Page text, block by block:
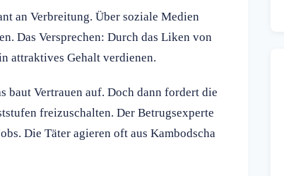
an Verbreitung. Über soziale Medien
Das Versprechen: Durch das Liken von
attraktives Gehalt verdienen.
baut Vertrauen auf. Doch dann fordert die
freizuschalten. Der Betrugsexperte
Die Täter agieren oft aus Kambodscha